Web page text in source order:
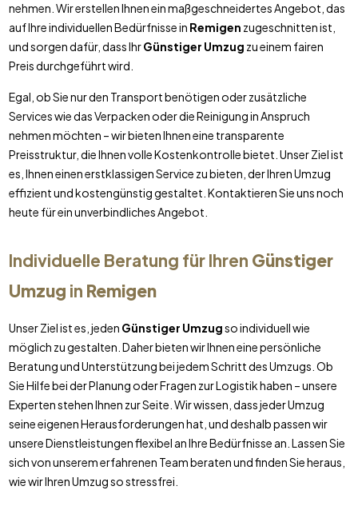
nehmen. Wir erstellen Ihnen ein maßgeschneidertes Angebot, das
auf Ihre individuellen Bedürfnisse in Remigen zugeschnitten ist,
und sorgen dafür, dass IhrGünstiger Umzug zu einem fairen
Preis durchgeführt wird.
Egal, ob Sie nur den Transport benötigen oder zusätzliche
Services wie das Verpacken oder die Reinigung in Anspruch
nehmen möchten – wir bieten Ihnen eine transparente
Preisstruktur, die Ihnen volle Kostenkontrolle bietet. Unser Ziel ist
es, Ihnen einen erstklassigen Service zu bieten, der Ihren Umzug
effizient und kostengünstig gestaltet. Kontaktieren Sie uns noch
heute für ein unverbindliches Angebot.
Individuelle Beratung für Ihren Günstiger
Umzug in Remigen
Unser Ziel ist es, jeden Günstiger Umzugso individuell wie
möglich zu gestalten. Daher bieten wir Ihnen eine persönliche
Beratung und Unterstützung bei jedem Schritt des Umzugs. Ob
Sie Hilfe bei der Planung oder Fragen zur Logistik haben – unsere
Experten stehen Ihnen zur Seite. Wir wissen, dass jeder Umzug
seine eigenen Herausforderungen hat, und deshalb passen wir
unsere Dienstleistungen flexibel an Ihre Bedürfnisse an. Lassen Sie
sich von unserem erfahrenen Team beraten und finden Sie heraus,
wie wir Ihren Umzug so stressfrei.